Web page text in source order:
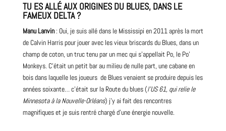
TU ES ALLÉ AUX ORIGINES DU BLUES, DANS LE
FAMEUX DELTA ?
Manu Lanvin: Oui, je suis allé dans le Mississipi en 2011 après la mort
de Calvin Harris pour jouer avec les vieux briscards du Blues, dans un
champ de coton, un truc tenu par un mec qui s’appellait Po, le Po’
Monkeys. C’était un petit bar au milieu de nulle part, une cabane en
bois dans laquelle les joueurs de Blues venaient se produire depuis les
années soixante… c’était sur la Route du blues (l’US 61, qui relie le
Minnesota à la Nouvelle-Orléans) j’y ai fait des rencontres
magnifiques et je suis rentré chargé d’une énergie nouvelle.